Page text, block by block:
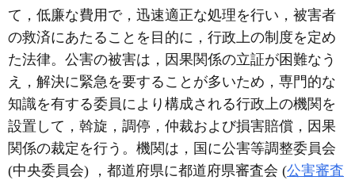
て，低廉な費用で，迅速適正な処理を行い，被害者
の救済にあたることを目的に，行政上の制度を定め
た法律。公害の被害は，因果関係の立証が困難なう
え，解決に緊急を要することが多いため，専門的な
知識を有する委員により構成される行政上の機関を
設置して，斡旋，調停，仲裁および損害賠償，因果
関係の裁定を行う。機関は，国に公害等調整委員会
(中央委員会) ，都道府県に都道府県審査会 (公害審査